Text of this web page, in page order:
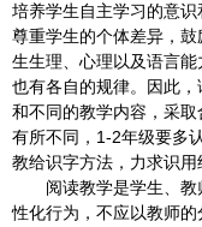
培养学生自主学习的意识
尊重学生的个体差异，
生生理、心理以及语言
也有各自的规律。因此
和不同的教学内容，采
有所不同，1-2年级要多
教给识字方法，力求识用
阅读教学是学生、教
性化行为，不应以教师